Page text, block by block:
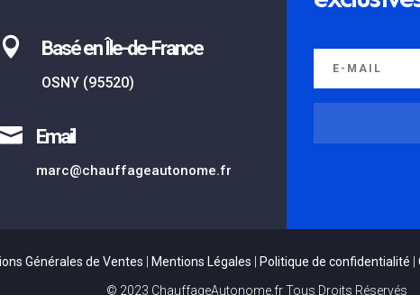
 Basé en Île-de-France
OSNY (95520)
 Email
marc@chauffageautonome.fr
Générales de Ventes Mentions Légales Politique de confidentialité
© 2023 ChauffageAutonome.fr Tous Droits Réservés